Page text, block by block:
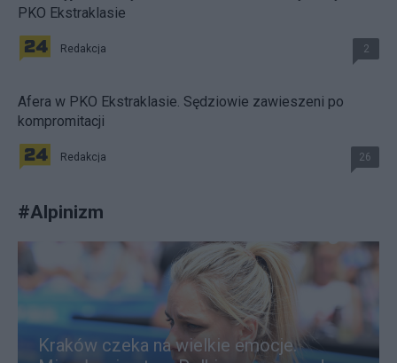
PKO Ekstraklasie
Redakcja 2
Afera w PKO Ekstraklasie. Sędziowie zawieszeni po
kompromitacji
Redakcja 26
#Alpinizm
Kraków czeka na wielkie emocje.